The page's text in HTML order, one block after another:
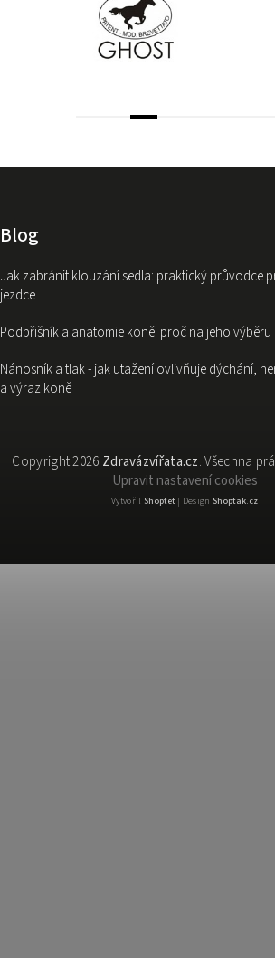
Blog
Jak zabránit klouzání sedla: praktický průvodce
jezdce
Podbřišník a anatomie koně: proč na jeho výběru
Nánosník a tlak - jak utažení ovlivňuje dýchání,
a výraz koně
Copyright 2026 Zdravázvířata.cz. Všechna
Upravit nastavení cookies
Vytvořil Shoptet| Design Shoptak.cz